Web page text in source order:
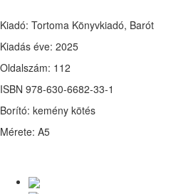
Kiadó: Tortoma Könyvkiadó, Barót
Kiadás éve: 2025
Oldalszám: 112
ISBN 978-630-6682-33-1
Borító: kemény kötés
Mérete: A5